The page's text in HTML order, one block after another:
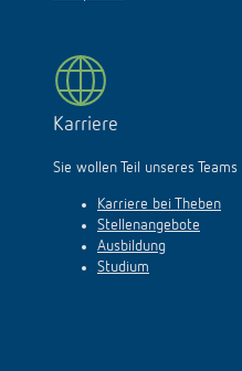
Karriere
Sie wollen Teil unseres
Karriere bei Theben
Stellenangebote
Ausbildung
Studium